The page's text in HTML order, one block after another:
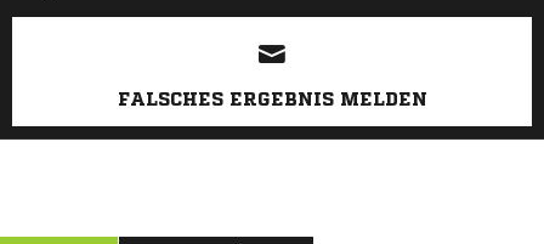
ANZEIGE
FALSCHES ERGEBNIS MELDEN